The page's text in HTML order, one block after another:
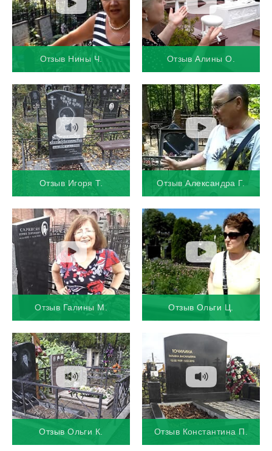
Отзыв Нины Ч. Отзыв Алины О.
Отзыв Игоря Т. Отзыв Александра Г.
Отзыв Галины М. Отзыв Ольги Ц.
Отзыв Ольги К. Отзыв Константина П.